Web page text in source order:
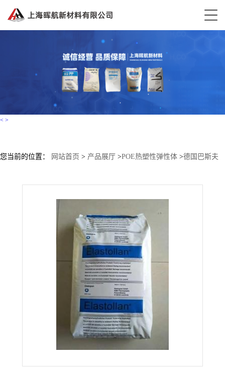
< >
您当前的位置： 网站首页 > 产品展厅 >POE热塑性弹性体 >德国巴斯夫